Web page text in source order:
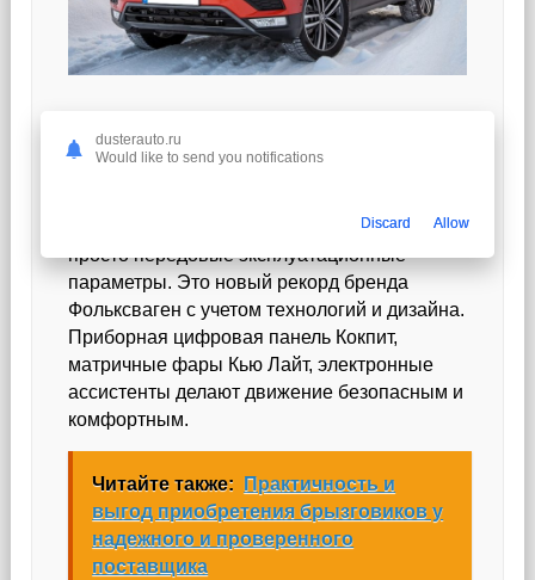
VOLKSWAGEN TOUAREG
эргономику, представительный интерьер и
просто передовые эксплуатационные
параметры. Это новый рекорд бренда
Фольксваген с учетом технологий и дизайна.
Приборная цифровая панель Кокпит,
матричные фары Кью Лайт, электронные
ассистенты делают движение безопасным и
комфортным.
Читайте также:
Практичность и
выгод приобретения брызговиков у
надежного и проверенного
поставщика
dusterauto.ru
Would like to send you notifications
Discard Allow